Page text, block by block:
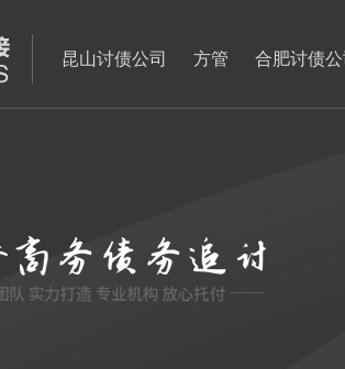
昆山讨债公司 方管 合肥讨债公